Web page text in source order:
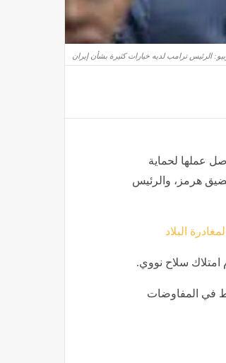
الرئيس ترامب لديه خيارات كثيرة بشأن إيران
عملها لحماية
هرمز، والرئيس
سلاح نووي.
في المفاوضات